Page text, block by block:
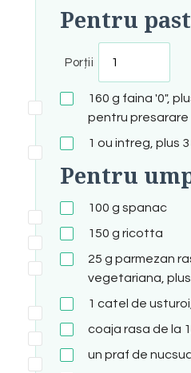
Pentru
Porții
160 g faina '0",
pentru presarare
1 ou intreg, plus
Pentru
100 g spanac
150 g ricotta
25 g parmezan
vegetariana,
1 catel de
coaja rasa de la
un praf de